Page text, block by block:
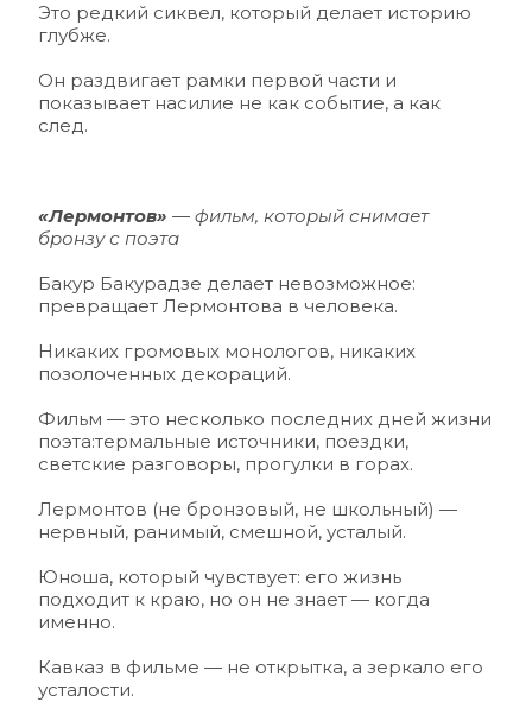
Это редкий сиквел, который делает историю
глубже.
Он раздвигает рамки первой части и
показывает насилие не как событие, а как
след.
«Лермонтов» — фильм, который снимает
бронзу с поэта
Бакур Бакурадзе делает невозможное:
превращает Лермонтова в человека.
Никаких громовых монологов, никаких
позолоченных декораций.
Фильм — это несколько последних дней жизни
поэта:термальные источники, поездки,
светские разговоры, прогулки в горах.
Лермонтов (не бронзовый, не школьный) —
нервный, ранимый, смешной, усталый.
Юноша, который чувствует: его жизнь
подходит к краю, но он не знает — когда
именно.
Кавказ в фильме — не открытка, а зеркало его
усталости.